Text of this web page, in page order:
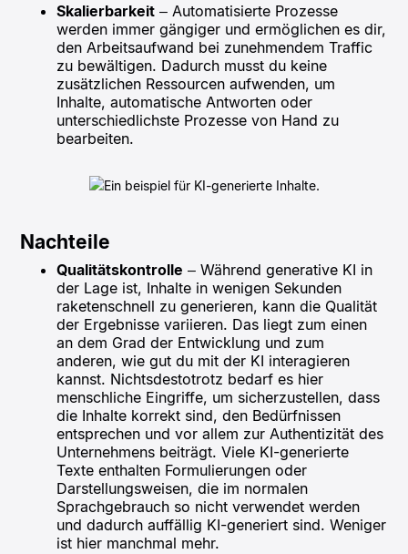
Skalierbarkeit – Automatisierte Prozesse
werden immer gängiger und ermöglichen es dir,
den Arbeitsaufwand bei zunehmendem Traffic
zu bewältigen. Dadurch musst du keine
zusätzlichen Ressourcen aufwenden, um
Inhalte, automatische Antworten oder
unterschiedlichste Prozesse von Hand zu
bearbeiten.
Nachteile
Qualitätskontrolle – Während generative KI in
der Lage ist, Inhalte in wenigen Sekunden
raketenschnell zu generieren, kann die Qualität
der Ergebnisse variieren. Das liegt zum einen
an dem Grad der Entwicklung und zum
anderen, wie gut du mit der KI interagieren
kannst. Nichtsdestotrotz bedarf es hier
menschliche Eingriffe, um sicherzustellen, dass
die Inhalte korrekt sind, den Bedürfnissen
entsprechen und vor allem zur Authentizität des
Unternehmens beiträgt. Viele KI-generierte
Texte enthalten Formulierungen oder
Darstellungsweisen, die im normalen
Sprachgebrauch so nicht verwendet werden
und dadurch auffällig KI-generiert sind. Weniger
ist hier manchmal mehr.